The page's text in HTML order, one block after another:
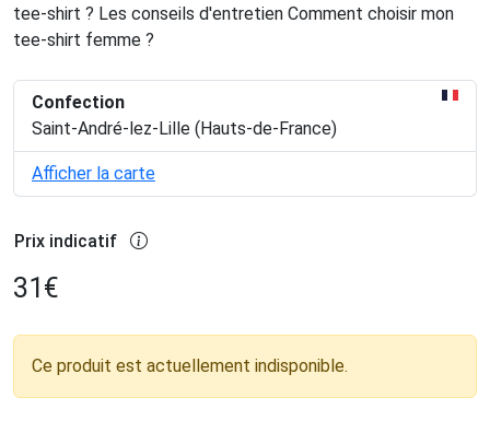
tee-shirt ? Les conseils d'entretien Comment choisir mon
tee-shirt femme ?
Confection
Saint-André-lez-Lille (Hauts-de-France)
Afficher la carte
Prix indicatif
31 €
Ce produit est actuellement indisponible.